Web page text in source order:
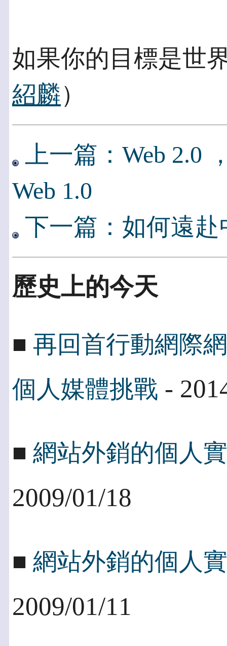
如果你的目標是世
紹麟）
上一篇：Web 2.0
Web 1.0
下一篇：如何遠
歷史上的今天
■ 再回首行動網際
個人媒體挑戰 -
■ 網站外銷的個人
2009/01/18
■ 網站外銷的個人
2009/01/11